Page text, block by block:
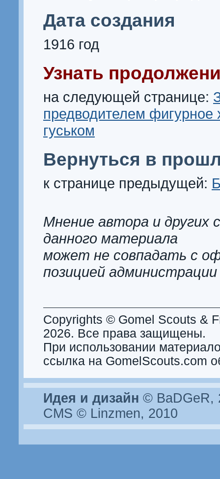
Дата создания
1916 год
Узнать
на следующей странице:
предводителем фигурное
гуськом
Вернуться в
к странице предыдущей:
Мнение автора и других
данного материала
может не совпадать с
позицией
Copyrights © Gomel Scouts &
2026. Все права защищены.
При использовании
ссылка на GomelScouts.com
Идея и дизайн © BaDGeR,
CMS © Linzmen, 2010